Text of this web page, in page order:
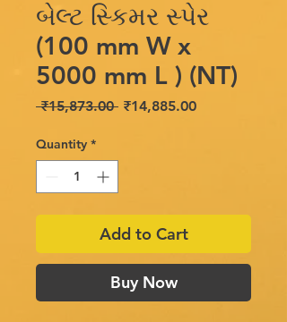
બેલ્ટ સ્કિમર સ્પેર
(100 mm W x
5000 mm L ) (NT)
₹15,873.00 Regular
₹14,885.00Sale
Quantity *
Add to Cart
Buy Now